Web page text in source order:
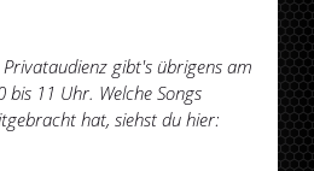
gibt's übrigens am
bis 11 Uhr. Welche Songs
hat, siehst du hier: